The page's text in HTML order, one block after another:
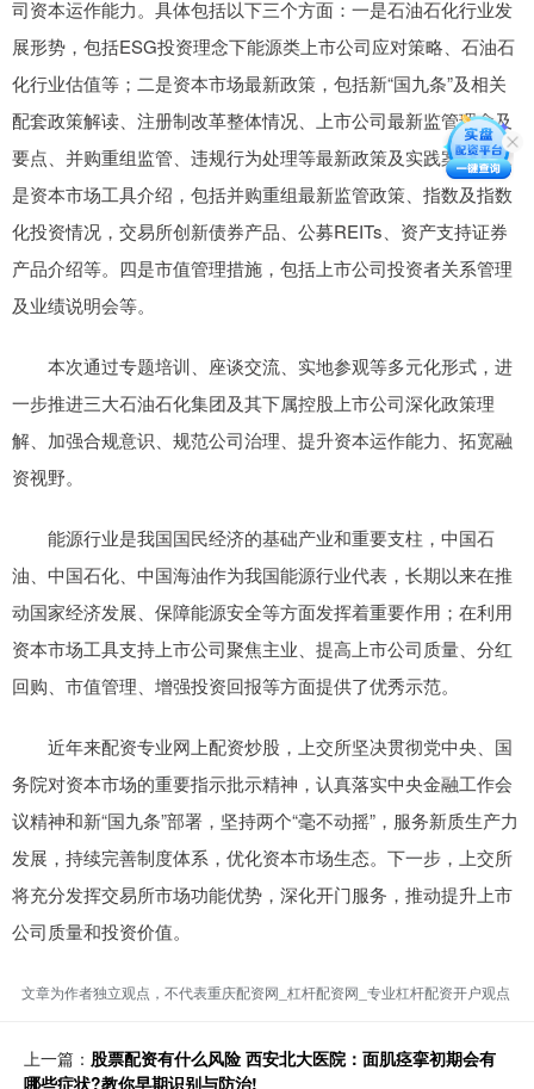
司资本运作能力。具体包括以下三个方面：一是石油石化行业发
展形势，包括ESG投资理念下能源类上市公司应对策略、石油石
化行业估值等；二是资本市场最新政策，包括新“国九条”及相关
配套政策解读、注册制改革整体情况、上市公司最新监管理念及
要点、并购重组监管、违规行为处理等最新政策及实践案例；三
是资本市场工具介绍，包括并购重组最新监管政策、指数及指数
化投资情况，交易所创新债券产品、公募REITs、资产支持证券
产品介绍等。四是市值管理措施，包括上市公司投资者关系管理
及业绩说明会等。
本次通过专题培训、座谈交流、实地参观等多元化形式，进
一步推进三大石油石化集团及其下属控股上市公司深化政策理
解、加强合规意识、规范公司治理、提升资本运作能力、拓宽融
资视野。
能源行业是我国国民经济的基础产业和重要支柱，中国石
油、中国石化、中国海油作为我国能源行业代表，长期以来在推
动国家经济发展、保障能源安全等方面发挥着重要作用；在利用
资本市场工具支持上市公司聚焦主业、提高上市公司质量、分红
回购、市值管理、增强投资回报等方面提供了优秀示范。
近年来配资专业网上配资炒股，上交所坚决贯彻党中央、国
务院对资本市场的重要指示批示精神，认真落实中央金融工作会
议精神和新“国九条”部署，坚持两个“毫不动摇”，服务新质生产力
发展，持续完善制度体系，优化资本市场生态。下一步，上交所
将充分发挥交易所市场功能优势，深化开门服务，推动提升上市
公司质量和投资价值。
文章为作者独立观点，不代表重庆配资网_杠杆配资网_专业杠杆配资开户观点
上一篇： 股票配资有什么风险 西安北大医院：面肌痉挛初期会有
哪些症状?教你早期识别与防治!